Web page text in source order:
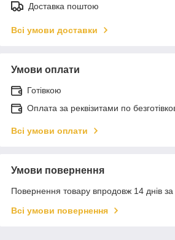
Доставка поштою
Всі умови доставки
Умови оплати
Готівкою
Оплата за реквізитами по
Всі умови оплати
Умови повернення
Повернення товару впродовж 14 днів
Всі умови повернення